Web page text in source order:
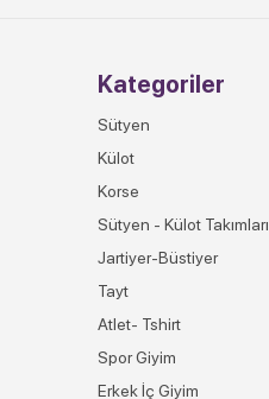
Kategoriler
Sütyen
Külot
Korse
Sütyen - Külot Takımları
Jartiyer-Büstiyer
Tayt
Atlet- Tshirt
Spor Giyim
Erkek İç Giyim